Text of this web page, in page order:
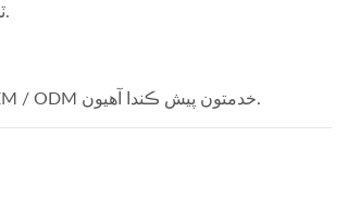
: تائين گول 360 في ڪلاڪ dough ٽڪر, خاص طور تي تياري جي وقت کي گھٽائڻ.
: اسان توهان جي برانڊي ۽ پيڪيج جي ضرورتن مطابق مشين ٺاهڻ لاءِ OEM / ODM خدمتون پيش ڪندا آهيون.